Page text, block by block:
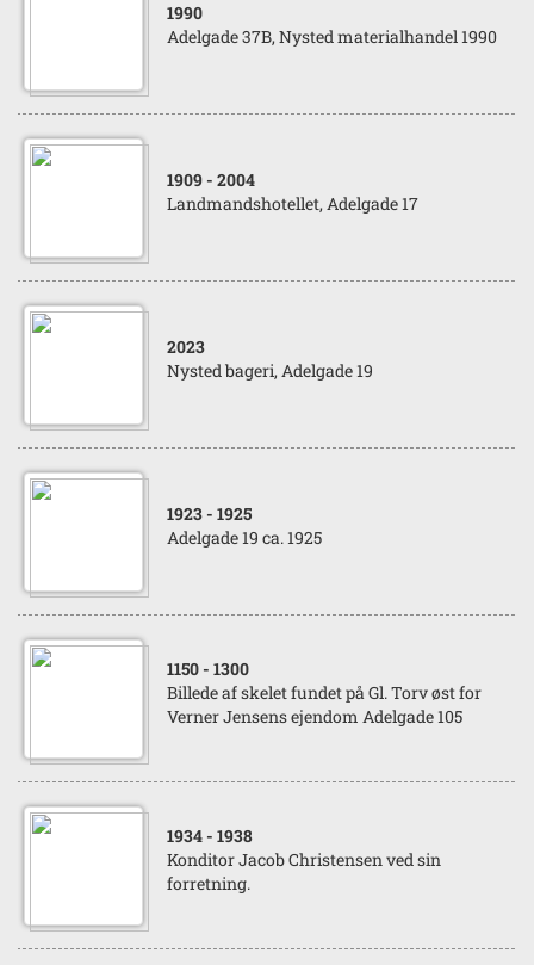
1990
Adelgade 37B, Nysted materialhandel 1990
1909 - 2004
Landmandshotellet, Adelgade 17
2023
Nysted bageri, Adelgade 19
1923 - 1925
Adelgade 19 ca. 1925
1150 - 1300
Billede af skelet fundet på Gl. Torv øst for
Verner Jensens ejendom Adelgade 105
1934 - 1938
Konditor Jacob Christensen ved sin
forretning.